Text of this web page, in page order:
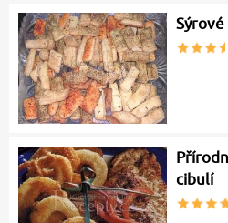
cibulí